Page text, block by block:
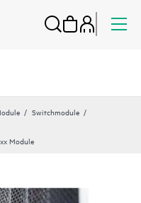
Switchmodule
Module